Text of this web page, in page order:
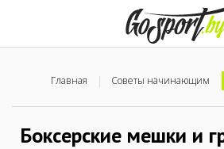
Главная Советы начинающим
Боксерские мешки и